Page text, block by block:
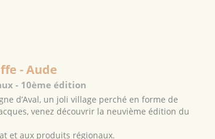
- Aude
- 10ème édition
d’Aval, un joli village perché en forme de
venez découvrir la neuvième édition du
et aux produits régionaux.